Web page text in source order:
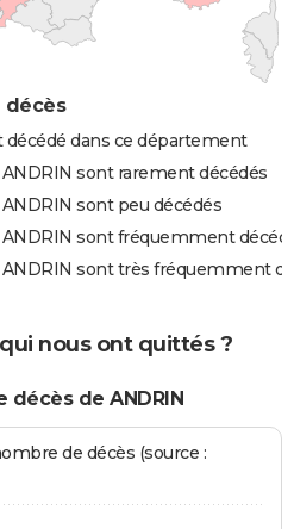
décès
décédé dans ce département
sont rarement décédés
sont peu décédés
sont fréquemment
sont très fréquemment
nous ont quittés ?
de ANDRIN
de décès (source :